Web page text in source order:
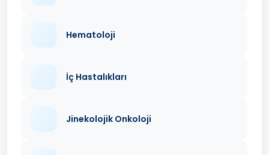
Hematoloji
İç Hastalıkları
Jinekolojik Onkoloji